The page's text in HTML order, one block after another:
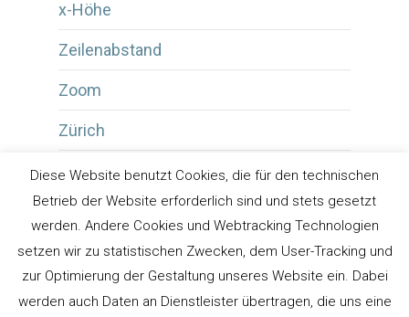
x-Höhe
Zeilenabstand
Zoom
Zürich
Zwischenüberschrift
Diese Website benutzt Cookies, die für den technischen
Betrieb der Website erforderlich sind und stets gesetzt
werden. Andere Cookies und Webtracking Technologien
setzen wir zu statistischen Zwecken, dem User-Tracking und
zur Optimierung der Gestaltung unseres Website ein. Dabei
werden auch Daten an Dienstleister übertragen, die uns eine